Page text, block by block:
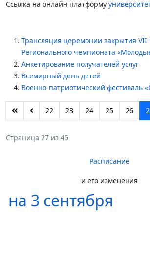
Ссылка на онлайн платформу
Трансляция церемонии закрытия VII
Регионального чемпионата
Анкетирование получателей услуг
Всемирный день детей
Военно-патриотический фестиваль
22 23 24 25 26
Страница 27 из 45
Расписание
и его изменения
на 3